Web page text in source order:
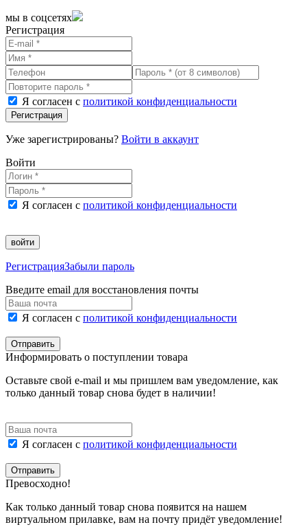
мы в соцсетях
Регистрация
Я согласен с политикой конфиденциальности
Регистрация
Уже зарегистрированы? Войти в аккаунт
Войти
Я согласен с политикой конфиденциальности
войти
РегистрацияЗабыли пароль
Введите email для восстановления почты
Я согласен с политикой конфиденциальности
Отправить
Информировать о поступлении товара
Оставьте свой e-mail и мы пришлем вам уведомление, как
только данный товар снова будет в наличии!
Я согласен с политикой конфиденциальности
Отправить
Превосходно!
Как только данный товар снова появится на нашем
виртуальном прилавке, вам на почту придёт уведомление!